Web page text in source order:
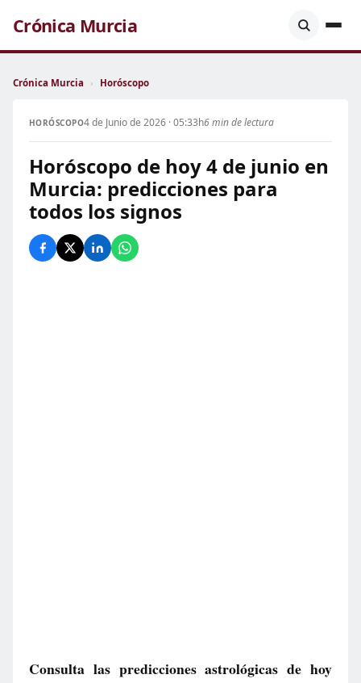
Crónica Murcia
Crónica Murcia › Horóscopo
HORÓSCOPO4 de Junio de 2026 · 05:33h6 min de lectura
Horóscopo de hoy 4 de junio en
Murcia: predicciones para
todos los signos
Consulta las predicciones astrológicas de hoy